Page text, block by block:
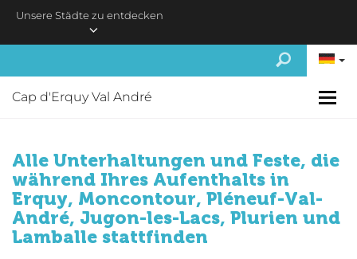
Skip to main content
Unsere Städte zu entdecken
Cap d'Erquy Val André
Alle Unterhaltungen und Feste, die
während Ihres Aufenthalts in
Erquy, Moncontour, Pléneuf-Val-
André, Jugon-les-Lacs, Plurien und
Lamballe stattfinden